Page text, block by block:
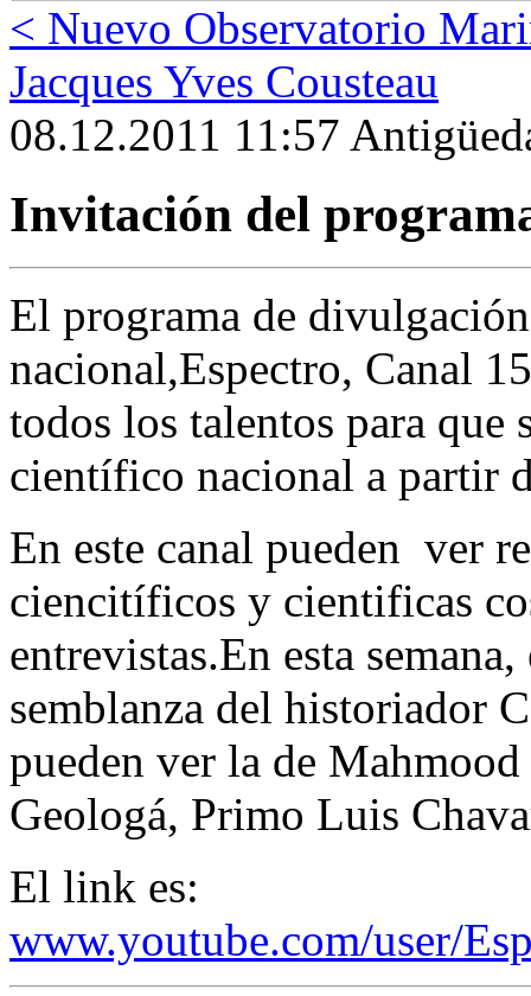
< Nuevo Observatorio
Jacques Yves Cousteau
08.12.2011 11:57
Invitación del
El programa de
nacional,Espectro, Canal
todos los talentos para que
científico nacional a partir
En este canal pueden ver
ciencitíficos y cientificas
entrevistas.En esta
semblanza del historiador
pueden ver la de
Geologá, Primo Luis
El link es:
www.youtube.com/user/